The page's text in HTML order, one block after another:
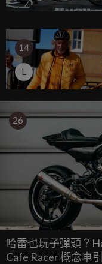
14
L
26
哈雷也玩子彈頭？
Cafe Racer 概念車